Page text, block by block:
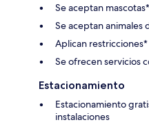
Se aceptan mascotas*
Se aceptan animales
Aplican restricciones*
Se ofrecen servicios
Estacionamiento
Estacionamiento
instalaciones